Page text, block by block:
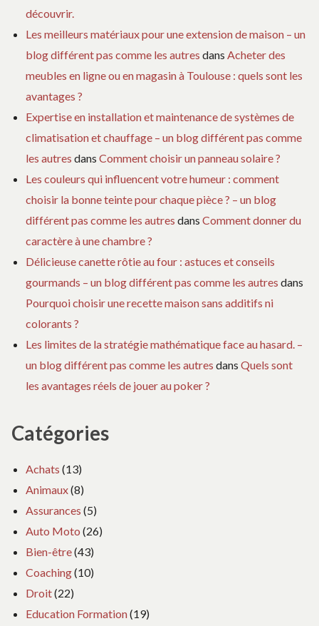
découvrir.
Les meilleurs matériaux pour une extension de maison – un
blog différent pas comme les autres dans Acheter des
meubles en ligne ou en magasin à Toulouse : quels sont les
avantages ?
Expertise en installation et maintenance de systèmes de
climatisation et chauffage – un blog différent pas comme
les autres dans Comment choisir un panneau solaire ?
Les couleurs qui influencent votre humeur : comment
choisir la bonne teinte pour chaque pièce ? – un blog
différent pas comme les autres dans Comment donner du
caractère à une chambre ?
Délicieuse canette rôtie au four : astuces et conseils
gourmands – un blog différent pas comme les autres dans
Pourquoi choisir une recette maison sans additifs ni
colorants ?
Les limites de la stratégie mathématique face au hasard. –
un blog différent pas comme les autres dans Quels sont
les avantages réels de jouer au poker ?
Catégories
Achats (13)
Animaux(8)
Assurances (5)
Auto Moto (26)
Bien-être(43)
Coaching(10)
Droit(22)
Education Formation(19)